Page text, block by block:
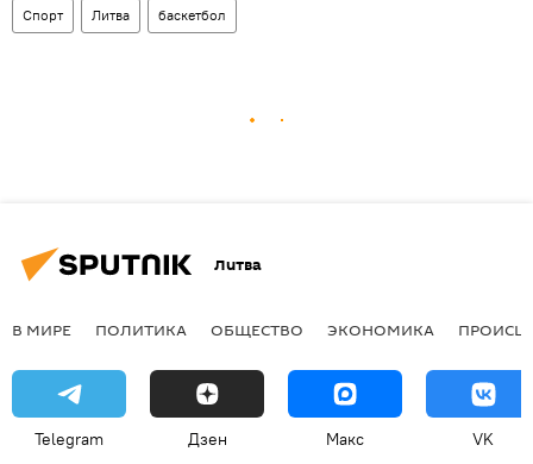
Спорт Литва баскетбол
Литва
В МИРЕ ПОЛИТИКА ОБЩЕСТВО ЭКОНОМИКА
Telegram Дзен Макс VK